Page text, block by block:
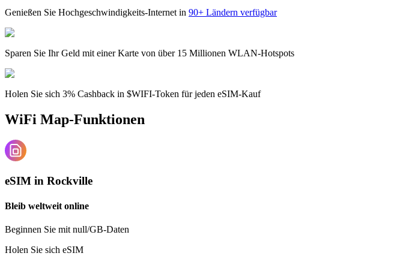
Genießen Sie Hochgeschwindigkeits-Internet in 90+ Ländern verfügbar
Sparen Sie Ihr Geld mit einer Karte von über 15 Millionen WLAN-Hotspots
Holen Sie sich 3% Cashback in $WIFI-Token für jeden eSIM-Kauf
WiFi Map-Funktionen
eSIM in Rockville
Bleib weltweit online
Beginnen Sie mit null/GB-Daten
Holen Sie sich eSIM